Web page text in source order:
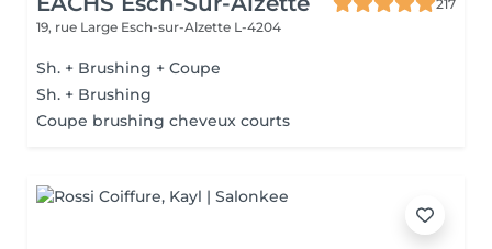
217
19, rue Large Esch-sur-Alzette L-4204
Sh. + Brushing + Coupe
Sh. + Brushing
Coupe brushing cheveux courts